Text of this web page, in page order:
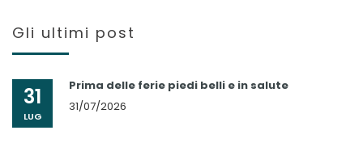
Gli ultimi post
31
LUG
Prima delle ferie piedi belli e in salute
31/07/2026